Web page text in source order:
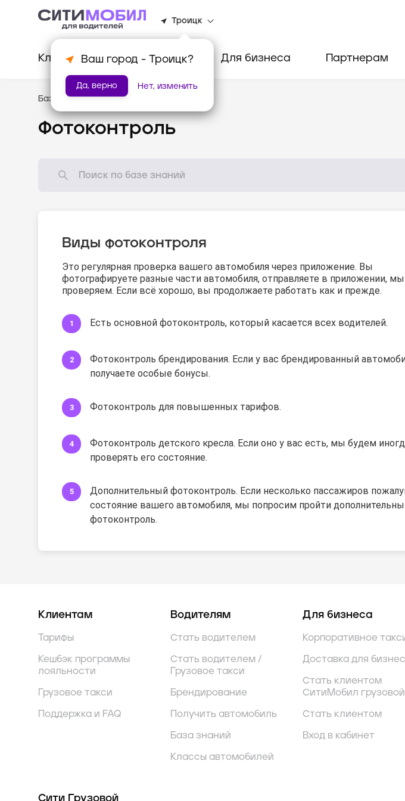
Троицк
Ваш город - Троицк?
Да, верно Нет, изменить
Клиентам Водителям Для бизнеса Партнерам
База знаний /Как всё устроено?
Фотоконтроль
Виды фотоконтроля
Это регулярная проверка вашего автомобиля через приложение. Вы
фотографируете разные части автомобиля, отправляете в приложении, мы
проверяем. Если всё хорошо, вы продолжаете работать как и прежде.
Есть основной фотоконтроль, который касается всех водителей.
Фотоконтроль брендирования. Если у вас брендированный
получаете особые бонусы.
Фотоконтроль для повышенных тарифов.
Фотоконтроль детского кресла. Если оно у вас есть, мы будем
проверять его состояние.
Дополнительный фотоконтроль. Если несколько пассажиров
состояние вашего автомобиля, мы попросим пройти
фотоконтроль.
Клиентам
Тарифы
Кешбэк программы
лояльности
Грузовое такси
Поддержка и FAQ
Водителям
Стать водителем
Стать водителем /
Грузовое такси
Брендирование
Получить автомобиль
База знаний
Классы автомобилей
Для бизнеса
Корпоративное
Доставка для
Стать клиентом
СитиМобил грузовой
Стать клиентом
Вход в кабинет
Сити Грузовой